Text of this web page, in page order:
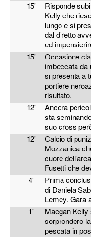
15'
Risponde
Kelly che
lungo e si
dal diretto
ed
15'
Occasione
imbeccata da
si presenta a
portiere
risultato.
12'
Ancora
sta
suo cross
12'
Calcio di
Mozzanica
cuore
Fusetti che
4'
Prima
di Daniela
Lemey. Gara
1'
Maegan Kelly
sorprendere
pescata in